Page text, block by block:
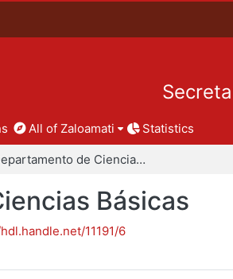
All of Zaloamati Statistics
Departamento de Ciencias Básicas
Básicas
11191/6